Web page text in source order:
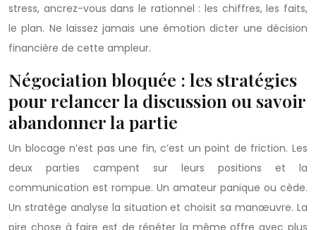
stress, ancrez-vous dans le rationnel : les chiffres, les faits,
le plan. Ne laissez jamais une émotion dicter une décision
financière de cette ampleur.
Négociation bloquée : les stratégies
pour relancer la discussion ou savoir
abandonner la partie
Un blocage n’est pas une fin, c’est un point de friction. Les
deux parties campent sur leurs positions et la
communication est rompue. Un amateur panique ou cède.
Un stratège analyse la situation et choisit sa manœuvre. La
pire chose à faire est de répéter la même offre avec plus